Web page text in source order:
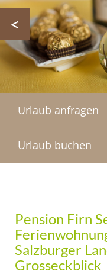
<
Urlaub anfragen
Urlaub buchen
Pension Firn
Salzburger
Grosseckblick